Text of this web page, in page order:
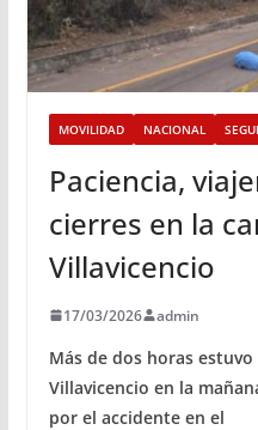
MOVILIDAD NACIONAL
Paciencia,
cierres en la
Villavicencio
17/03/2026 admin
Más de dos horas
Villavicencio en la
por el accidente en el